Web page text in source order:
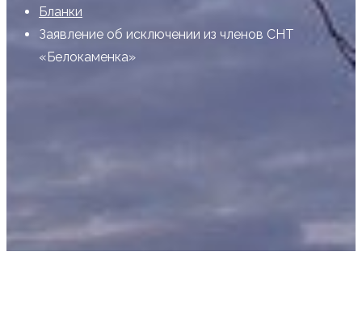
Бланки
Заявление об исключении из членов СНТ
«Белокаменка»